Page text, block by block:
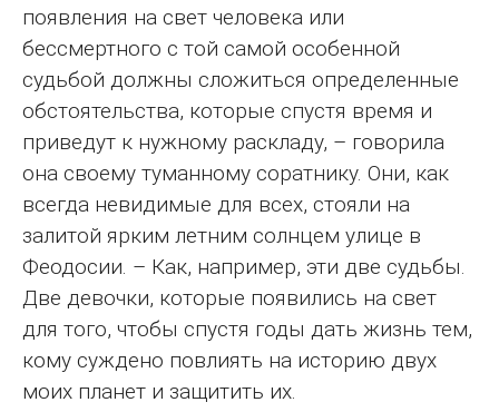
появления на свет человека или
бессмертного с той самой особенной
судьбой должны сложиться определенные
обстоятельства, которые спустя время и
приведут к нужному раскладу, – говорила
она своему туманному соратнику. Они, как
всегда невидимые для всех, стояли на
залитой ярким летним солнцем улице в
Феодосии. – Как, например, эти две судьбы.
Две девочки, которые появились на свет
для того, чтобы спустя годы дать жизнь тем,
кому суждено повлиять на историю двух
моих планет и защитить их.